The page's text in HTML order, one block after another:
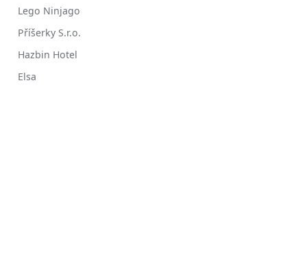
Lego Ninjago
Příšerky S.r.o.
Hazbin Hotel
Elsa